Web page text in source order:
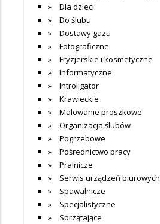
Dla dzieci
Do ślubu
Dostawy gazu
Fotograficzne
Fryzjerskie i kosmetyczne
Informatyczne
Introligator
Krawieckie
Malowanie proszkowe
Organizacja ślubów
Pogrzebowe
Pośrednictwo pracy
Pralnicze
Serwis urządzeń biurowych
Spawalnicze
Specjalistyczne
Sprzątające